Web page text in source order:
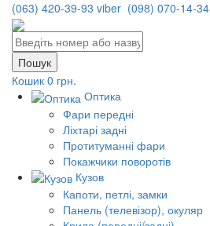
(063) 420-39-93 viber (098) 070-14-34
Кошик 0 грн.
Оптика
Фари передні
Ліхтарі задні
Протитуманні фари
Покажчики поворотів
Кузов
Капоти, петлі, замки
Панель (телевізор), окуляр